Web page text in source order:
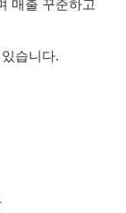
매출 꾸준하고
습니다.